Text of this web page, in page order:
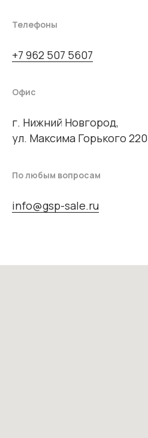
Телефоны
+7 962 507 5607
Офис
г. Нижний Новгород,
ул. Максима Горького 220
По любым вопросам
info@gsp-sale.ru